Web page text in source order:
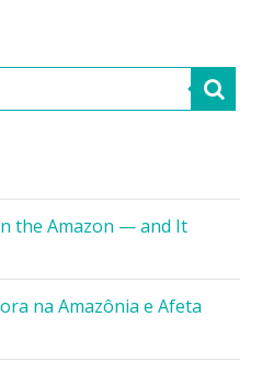
the Amazon — and It
na Amazônia e Afeta